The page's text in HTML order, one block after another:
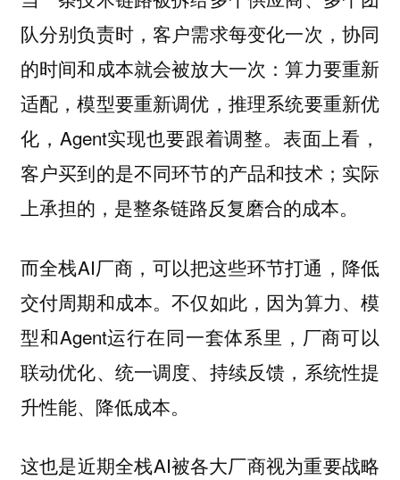
队分别负责时，客户需求每变化一次，协同
的时间和成本就会被放大一次：算力要重新
适配，模型要重新调优，推理系统要重新优
化，Agent实现也要跟着调整。表面上看，
客户买到的是不同环节的产品和技术；实际
上承担的，是整条链路反复磨合的成本。
而全栈AI厂商，可以把这些环节打通，降低
交付周期和成本。不仅如此，因为算力、模
型和Agent运行在同一套体系里，厂商可以
联动优化、统一调度、持续反馈，系统性提
升性能、降低成本。
这也是近期全栈AI被各大厂商视为重要战略